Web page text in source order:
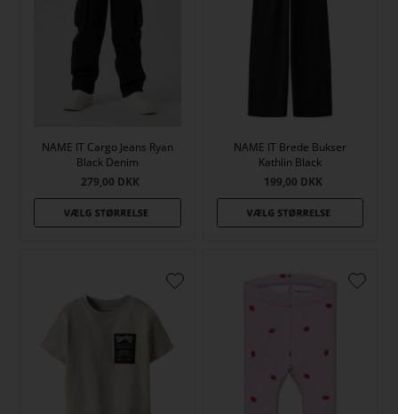
NAME IT Cargo Jeans Ryan
Black Denim
279,00 DKK
NAME IT Brede Bukser
Kathlin Black
199,00 DKK